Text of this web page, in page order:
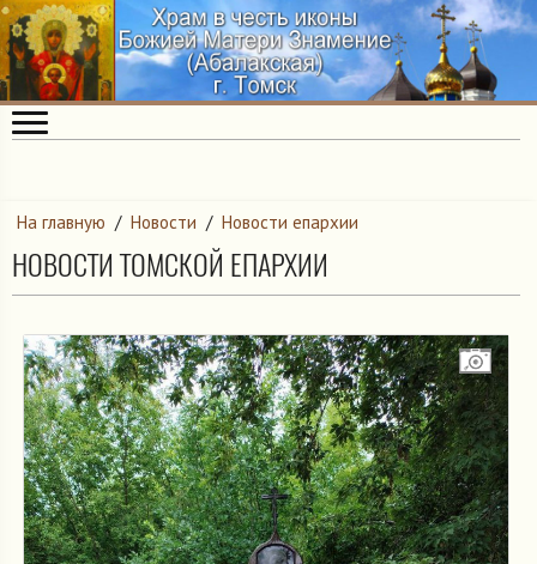
На главную / Новости / Новости епархии
НОВОСТИ ТОМСКОЙ ЕПАРХИИ